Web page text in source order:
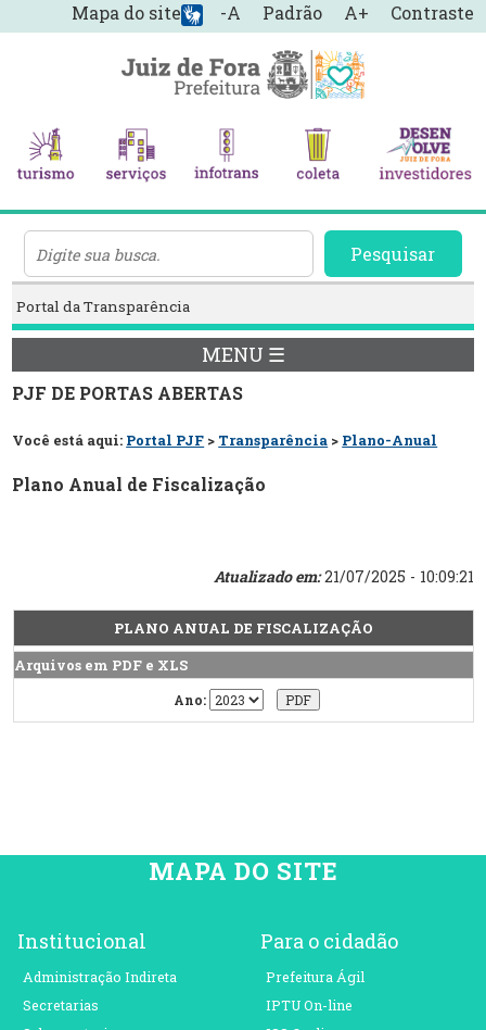
-A Padrão A+ Contraste
Mapa do site
Pesquisar
Portal da Transparência
MENU ☰
PJF DE PORTAS ABERTAS
Você está aqui: Portal PJF > Transparência > Plano-Anual
Plano Anual de Fiscalização
Atualizado em:21/07/2025 - 10:09:21
PLANO ANUAL DE FISCALIZAÇÃO
Arquivos em PDF e XLS
Ano:
MAPA DO SITE
Institucional
Administração Indireta
Secretarias
Para o cidadão
Prefeitura Ágil
IPTU On-line